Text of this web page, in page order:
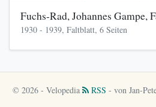
Fuchs-Rad, Johannes Gampe,
1930 - 1939, Faltblatt, 6 Seiten
© 2026 - Velopedia RSS - von Jan-